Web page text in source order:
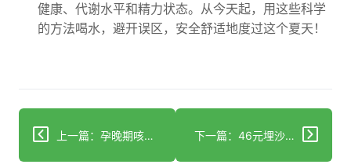
健康、代谢水平和精力状态。从今天起，用这些科学
的方法喝水，避开误区，安全舒适地度过这个夏天！
上一篇：孕晚期咳得肚子发紧？这事儿千万别自己瞎用药！ 下一篇：46元埋沙1小时身体自己暖回来？打工人悄悄试了真香